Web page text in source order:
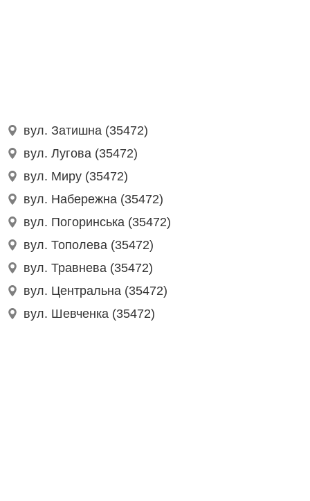
вул. Затишна (35472)
вул. Лугова (35472)
вул. Миру (35472)
вул. Набережна (35472)
вул. Погоринська (35472)
вул. Тополева (35472)
вул. Травнева (35472)
вул. Центральна (35472)
вул. Шевченка (35472)